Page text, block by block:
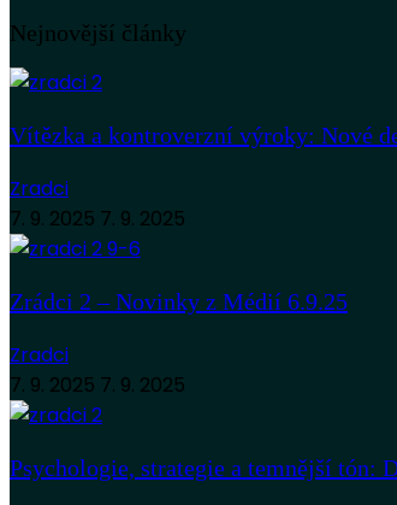
Nejnovější články
Vítězka a kontroverzní výroky: Nové
Zradci
7. 9. 2025 7. 9. 2025
Zrádci 2 – Novinky z Médií 6.9.25
Zradci
7. 9. 2025 7. 9. 2025
Psychologie, strategie a temnější tón: